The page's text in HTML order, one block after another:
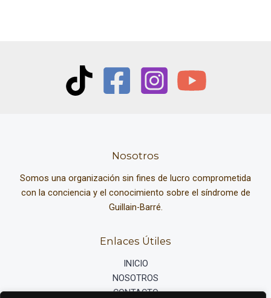
Nosotros
Somos una organización sin fines de lucro comprometida
con la conciencia y el conocimiento sobre el síndrome de
Guillain-Barré.
Enlaces Útiles
INICIO
NOSOTROS
CONTACTO